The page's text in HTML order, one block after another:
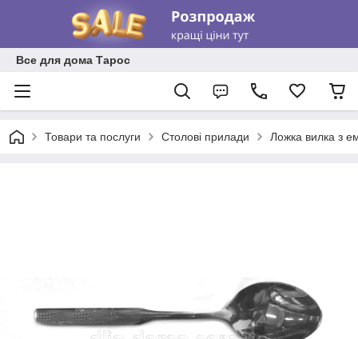
Все для дома Тарос
Товари та послуги Столові прилади Ложка вилка з